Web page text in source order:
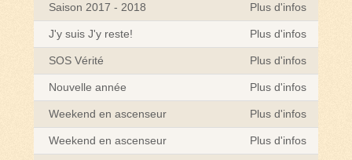
Saison 2017 - 2018 Plus d'infos
J'y suis J'y reste! Plus d'infos
SOS Vérité Plus d'infos
Nouvelle année Plus d'infos
Weekend en ascenseur Plus d'infos
Weekend en ascenseur Plus d'infos